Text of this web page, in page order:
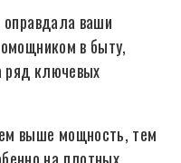
ваши
в быту,
ряд ключевых
выше мощность, тем